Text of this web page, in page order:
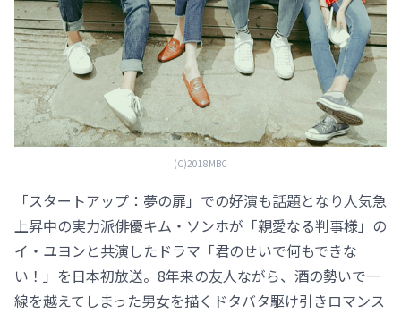
(C)2018MBC
「スタートアップ：夢の扉」での好演も話題となり人気急
上昇中の実力派俳優キム・ソンホが「親愛なる判事様」の
イ・ユヨンと共演したドラマ「君のせいで何もできな
い！」を日本初放送。8年来の友人ながら、酒の勢いで一
線を越えてしまった男女を描くドタバタ駆け引きロマンス